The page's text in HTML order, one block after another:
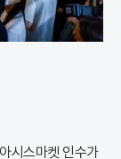
시스마켓 인수가